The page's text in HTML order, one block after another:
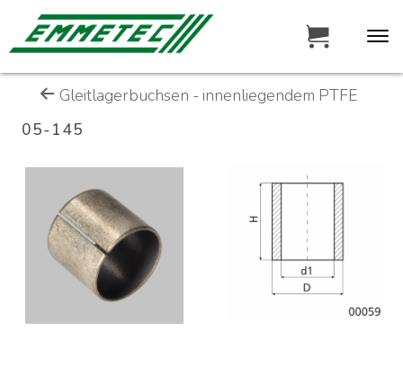
Gleitlagerbuchsen - innenliegendem PTFE
05-145